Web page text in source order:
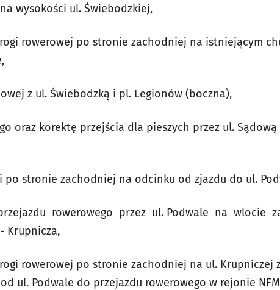
wysokości ul. Świebodzkiej,
rowerowej po stronie zachodniej na istniejącym
z ul. Świebodzką i pl. Legionów (boczna),
oraz korektę przejścia dla pieszych przez ul.
stronie zachodniej na odcinku od zjazdu do ul.
rowerowego przez ul. Podwale na wlocie
Krupnicza,
rowerowej po stronie zachodniej na ul. Krupniczej
ul. Podwale do przejazdu rowerowego w rejonie